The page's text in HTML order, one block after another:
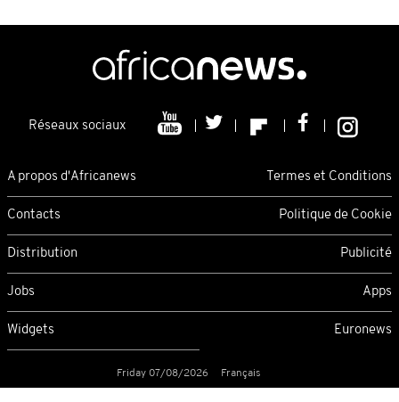
Réseaux sociaux
A propos d'Africanews Termes et Conditions
Contacts Politique de Cookie
Distribution Publicité
Jobs Apps
Widgets Euronews
Friday 07/08/2026